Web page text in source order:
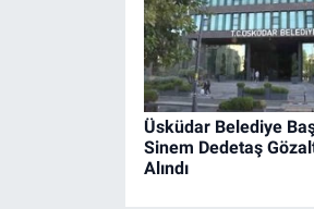
Üsküdar Belediye
Sinem Dedetaş
Alındı